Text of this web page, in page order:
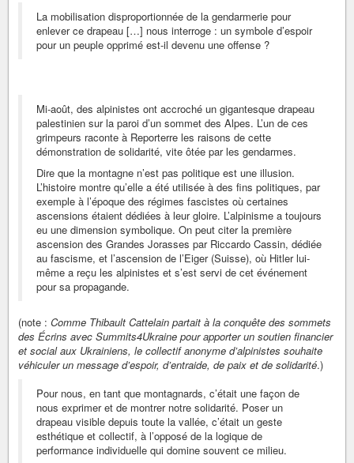
La mobilisation disproportionnée de la gendarmerie pour
enlever ce drapeau […] nous interroge : un symbole d’espoir
pour un peuple opprimé est-il devenu une offense ?
Mi-août, des alpinistes ont accroché un gigantesque drapeau
palestinien sur la paroi d’un sommet des Alpes. L’un de ces
grimpeurs raconte à Reporterre les raisons de cette
démonstration de solidarité, vite ôtée par les gendarmes.
Dire que la montagne n’est pas politique est une illusion.
L’histoire montre qu’elle a été utilisée à des fins politiques, par
exemple à l’époque des régimes fascistes où certaines
ascensions étaient dédiées à leur gloire. L’alpinisme a toujours
eu une dimension symbolique. On peut citer la première
ascension des Grandes Jorasses par Riccardo Cassin, dédiée
au fascisme, et l’ascension de l’Eiger (Suisse), où Hitler lui-
même a reçu les alpinistes et s’est servi de cet événement
pour sa propagande.
(note : Comme Thibault Cattelain partait à la conquête des sommets
des Écrins avec Summits4Ukraine pour apporter un soutien financier
et social aux Ukrainiens, le collectif anonyme d’alpinistes souhaite
véhiculer un message d’espoir, d’entraide, de paix et de solidarité.)
Pour nous, en tant que montagnards, c’était une façon de
nous exprimer et de montrer notre solidarité. Poser un
drapeau visible depuis toute la vallée, c’était un geste
esthétique et collectif, à l’opposé de la logique de
performance individuelle qui domine souvent ce milieu.